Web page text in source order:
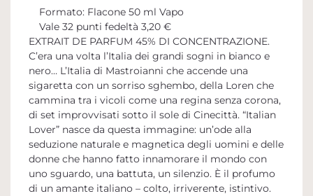
Formato: Flacone 50 ml Vapo
Vale 32 punti fedeltà 3,20 €
EXTRAIT DE PARFUM 45% DI CONCENTRAZIONE.
C’era una volta l’Italia dei grandi sogni in bianco e
nero… L’Italia di Mastroianni che accende una
sigaretta con un sorriso sghembo, della Loren che
cammina tra i vicoli come una regina senza corona,
di set improvvisati sotto il sole di Cinecittà. “Italian
Lover” nasce da questa immagine: un’ode alla
seduzione naturale e magnetica degli uomini e delle
donne che hanno fatto innamorare il mondo con
uno sguardo, una battuta, un silenzio. È il profumo
di un amante italiano – colto, irriverente, istintivo.